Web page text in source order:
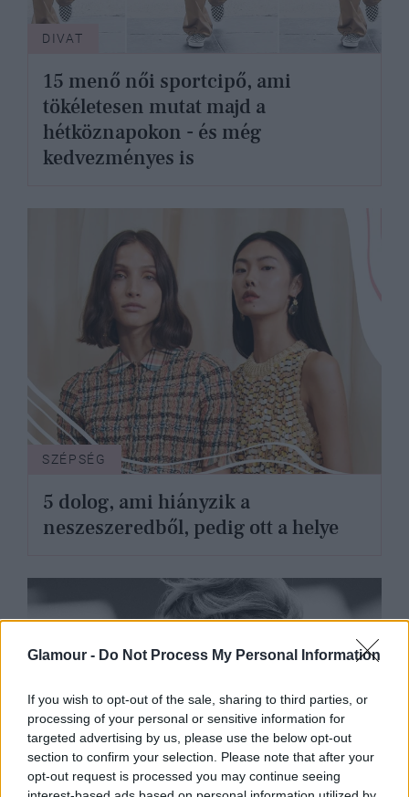
Glamour - Do Not Process My Personal Information
If you wish to opt-out of the sale, sharing to third parties, or
processing of your personal or sensitive information for
targeted advertising by us, please use the below opt-out
section to confirm your selection. Please note that after your
opt-out request is processed you may continue seeing
DIVAT
15 menő női sportcipő, ami
tökéletesen mutat majd a
hétköznapokon - és még
kedvezményes is
SZÉPSÉG
5 dolog, ami hiányzik a
neszeszeredből, pedig ott a helye